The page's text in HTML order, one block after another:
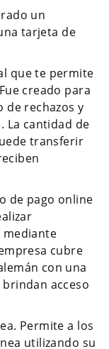
un
tarjeta de
que te permite
creado para
de rechazos y
La cantidad de
transferir
de pago online
mediante
cubre
con una
acceso
Permite a los
utilizando su